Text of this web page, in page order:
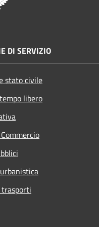
DI SERVIZIO
stato civile
libero